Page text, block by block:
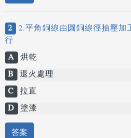
2 2.平角銅線由圓銅線徑抽壓加
行
A 烘乾
B 退火處理
C 拉直
D 塗漆
答案